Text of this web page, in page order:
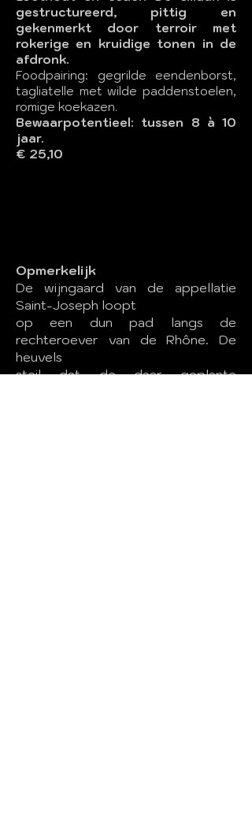
gestructureerd, pittig en
gekenmerkt door terroir met
rokerige en kruidige tonen in de
afdronk.
Foodpairing: gegrilde eendenborst,
tagliatelle met wilde paddenstoelen,
romige koekazen.
Bewaarpotentieel: tussen 8 à 10
jaar.
€ 25,10
Opmerkelijk
De wijngaard van de appellatie
Saint-Joseph loopt
op een dun pad langs de
rechteroever van de Rhône. De
heuvels
steil dat de daar geplante